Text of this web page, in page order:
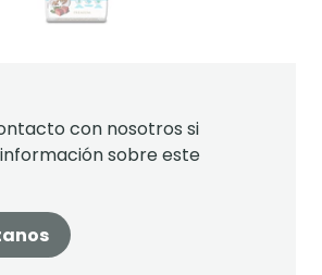
con nosotros si
sobre este